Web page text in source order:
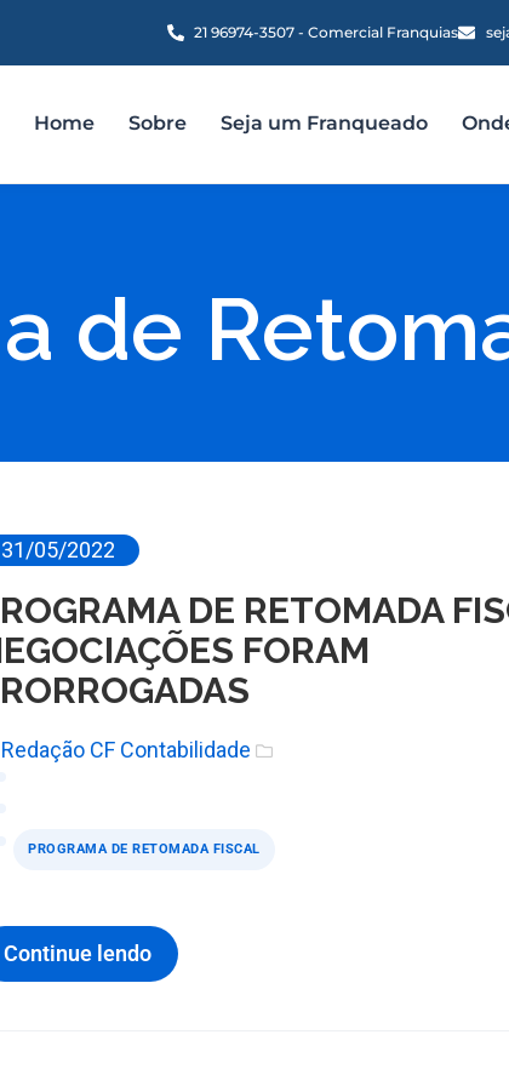
21 96974-3507 - Comercial Franquias
Home Sobre Seja um Franqueado
de
31/05/2022
DE RETOMADA
FORAM
Redação CF Contabilidade
PROGRAMA DE RETOMADA FISCAL
Continue lendo